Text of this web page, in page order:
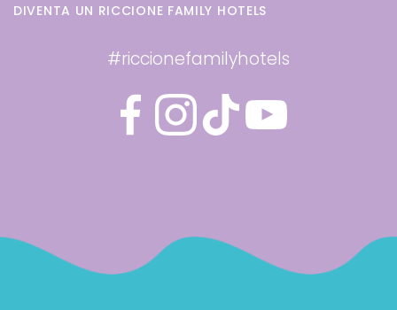
DIVENTA UN RICCIONE FAMILY HOTELS
#riccionefamilyhotels